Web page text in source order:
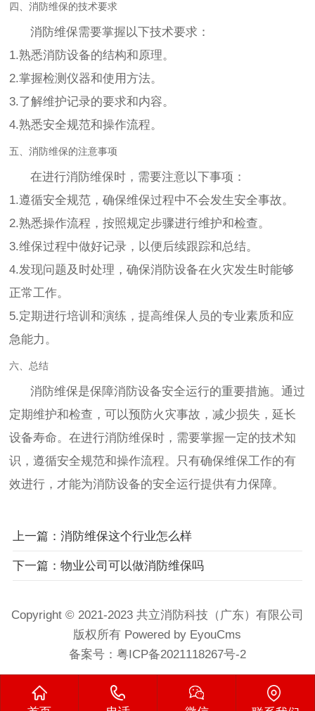
四、消防维保的技术要求
消防维保需要掌握以下技术要求：
1.熟悉消防设备的结构和原理。
2.掌握检测仪器和使用方法。
3.了解维护记录的要求和内容。
4.熟悉安全规范和操作流程。
五、消防维保的注意事项
在进行消防维保时，需要注意以下事项：
1.遵循安全规范，确保维保过程中不会发生安全事故。
2.熟悉操作流程，按照规定步骤进行维护和检查。
3.维保过程中做好记录，以便后续跟踪和总结。
4.发现问题及时处理，确保消防设备在火灾发生时能够
正常工作。
5.定期进行培训和演练，提高维保人员的专业素质和应
急能力。
六、总结
消防维保是保障消防设备安全运行的重要措施。通过
定期维护和检查，可以预防火灾事故，减少损失，延长
设备寿命。在进行消防维保时，需要掌握一定的技术知
识，遵循安全规范和操作流程。只有确保维保工作的有
效进行，才能为消防设备的安全运行提供有力保障。
上一篇：消防维保这个行业怎么样
下一篇：物业公司可以做消防维保吗
Copyright © 2021-2023 共立消防科技（广东）有限公司
版权所有 Powered by EyouCms
备案号： 粤ICP备2021118267号-2